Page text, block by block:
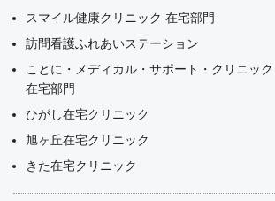
スマイル健康クリニック 在宅部門
訪問看護ふれあいステーション
ことに・メディカル・サポート・クリニック
在宅部門
ひがし在宅クリニック
旭ヶ丘在宅クリニック
きた在宅クリニック